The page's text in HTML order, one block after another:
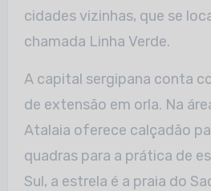
cidades vizinhas, que se
chamada Linha Verde.
A capital sergipana conta
de extensão em orla. Na
Atalaia oferece calçadão
quadras para a prática de
Sul, a estrela é a praia do